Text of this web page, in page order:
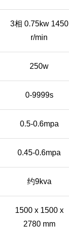
3相 0.75kw 1450
r/min
250w
0-9999s
0.5-0.6mpa
0.45-0.6mpa
约9kva
1500 x 1500 x
2780 mm